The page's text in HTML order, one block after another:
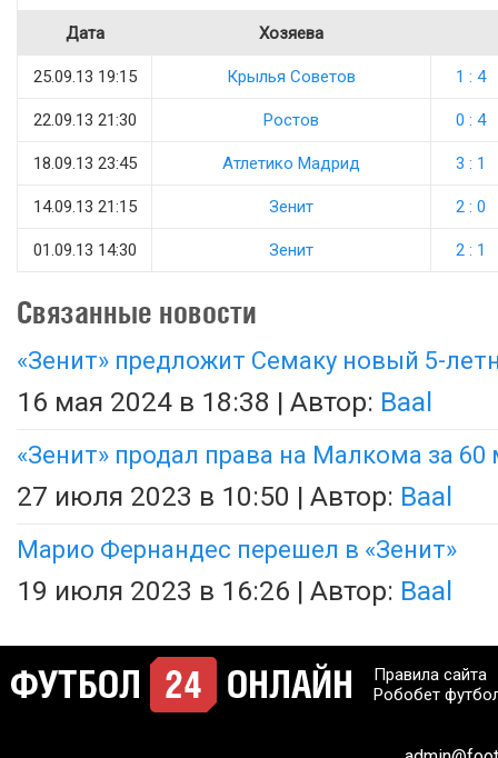
Дата Хозяева
25.09.13 19:15 Крылья Советов 1 : 4
22.09.13 21:30 Ростов 0 : 4
18.09.13 23:45 Атлетико Мадрид 3 : 1
14.09.13 21:15 Зенит 2 : 0
01.09.13 14:30 Зенит 2 : 1
Связанные новости
«Зенит» предложит Семаку новый 5-
16 мая 2024 в 18:38 | Автор: Baal
«Зенит» продал права на Малкома за
27 июля 2023 в 10:50 | Автор: Baal
Марио Фернандес перешел в «Зенит»
19 июля 2023 в 16:26 | Автор: Baal
Правила сайта
Робобет